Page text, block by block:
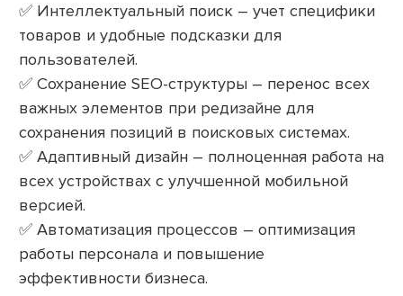
✅ Интеллектуальный поиск – учет специфики
товаров и удобные подсказки для
пользователей.
✅ Сохранение SEO-структуры – перенос всех
важных элементов при редизайне для
сохранения позиций в поисковых системах.
✅ Адаптивный дизайн – полноценная работа на
всех устройствах с улучшенной мобильной
версией.
✅ Автоматизация процессов – оптимизация
работы персонала и повышение
эффективности бизнеса.